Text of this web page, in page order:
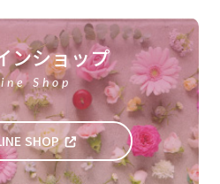
ンショップ
Shop
SHOP